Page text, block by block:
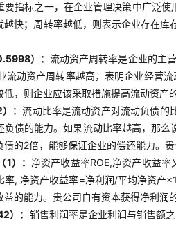
要指标之一，在企业管理决策中广泛
越快；周转率越低，则表示企业存在
）：流动资产周转率是企业的主
流动资产周转率越高，表明企业经营
低，则企业应该采取措施提高流动资
：流动比率是流动资产对流动负债的
负债的能力。如果流动比率越高，那
债的2倍，能够保证企业的偿还能力。
）： 净资产收益率ROE,净资产收益
率, 净资产收益率=净利润/平均净资产
益的能力。贵公司自有资本获得净利
）： 销售利润率是企业利润与销售额